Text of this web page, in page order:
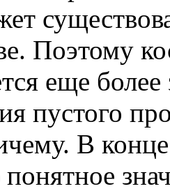
Поэтому
еще
пустого
В